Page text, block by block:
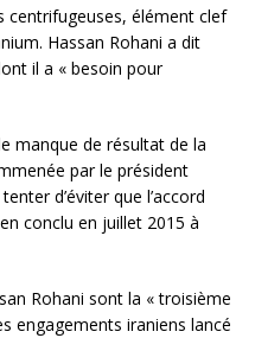
centrifugeuses, élément clef
Hassan Rohani a dit
il a « besoin pour
manque de résultat de la
par le président
d’éviter que l’accord
conclu en juillet 2015 à
Rohani sont la « troisième
engagements iraniens lancé